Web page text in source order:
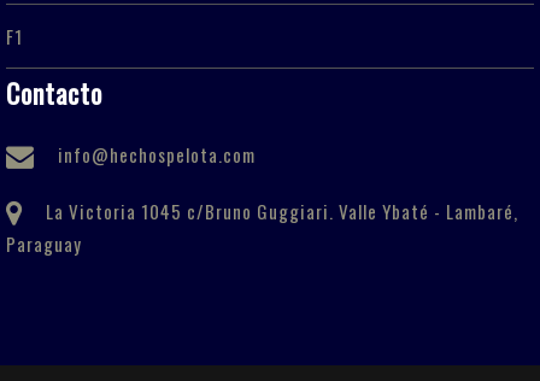
F1
Contacto
info@hechospelota.com
La Victoria 1045 c/Bruno Guggiari. Valle Ybaté - Lambaré,
Paraguay